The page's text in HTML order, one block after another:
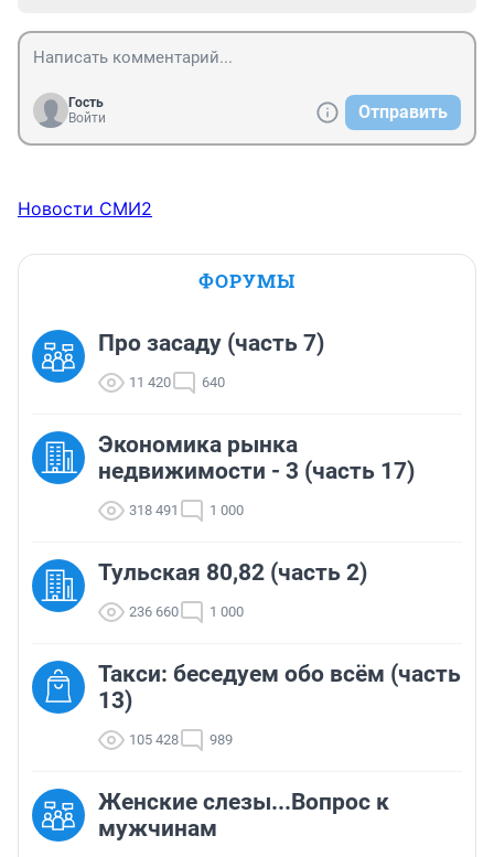
Гость
Войти
Отправить
Новости СМИ2
ФОРУМЫ
Про засаду (часть 7)
11 420 640
Экономика рынка
недвижимости - 3 (часть 17)
318 491 1 000
Тульская 80,82 (часть 2)
236 660 1 000
Такси: беседуем обо всём (часть
13)
105 428 989
Женские слезы...Вопрос к
мужчинам